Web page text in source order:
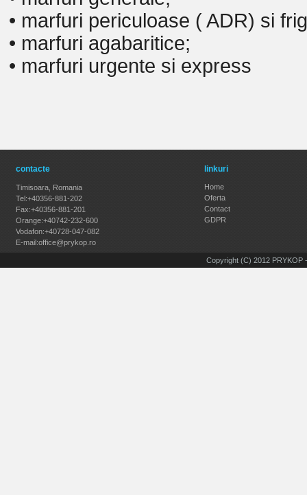
• marfuri periculoase ( ADR) si
• marfuri agabaritice;
• marfuri urgente si express
contacte
Timisoara, Romania
Tel:+40356-881-202
Fax:+40356-881-201
Orange:+40742-232-600
Vodafon:+40728-047-082
E-mail:office@prykop.ro
linkuri
Home
Oferta
Contact
GDPR
Copyright (C) 2012